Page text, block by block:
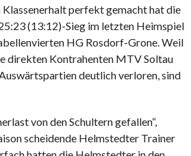
perfekt gemacht hat die
(13:12)-Sieg im letzten Heimspiel
HG Rosdorf-Grone. Weil
direkten Kontrahenten MTV Soltau
deutlich verloren, sind
von den Schultern gefallen“,
scheidende Helmstedter Trainer